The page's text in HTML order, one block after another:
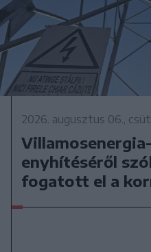
2026. augusztus 06.,
enyhítéséről
fogatott el a